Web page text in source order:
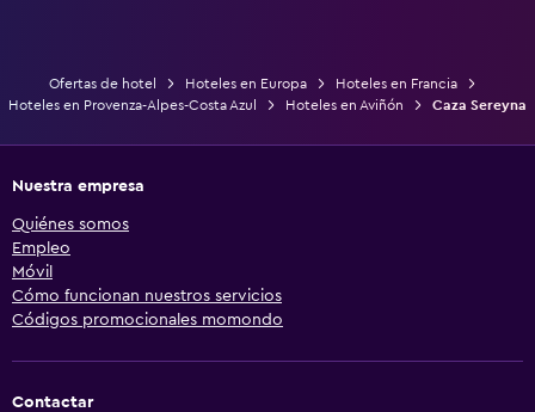
Ofertas de hotel Hoteles en Europa
Hoteles en Francia
Hoteles en Provenza-Alpes-Costa Azul
Hoteles en Aviñón Caza Sereyna
Nuestra empresa
Quiénes somos
Empleo
Móvil
Cómo funcionan nuestros servicios
Códigos promocionales momondo
Contactar